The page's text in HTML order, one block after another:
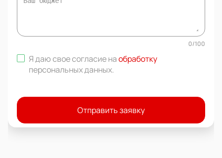
0/100
Я даю свое согласие наобработку
персональных данных.
Отправить заявку